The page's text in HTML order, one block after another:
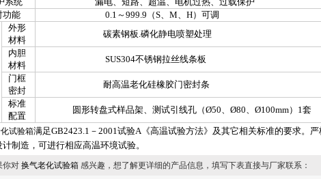
能
0.1～999.9（S、M、H）可调
外形
材料
碳素钢板.磷化静电喷塑处理
内胆
材料
SUS304不锈钢拉丝线条板
门框
密封
耐高温老化硅橡胶门密封条
标准
配置
圆形转盘式样品架、测试引线孔（Ø50、Ø80、Ø100mm）1套
试验箱满足GB2423.1－2001试验A《高温试验方法》及其它相关标准的要求。严
制造，可进行相应高温环境试验。
你对 换气老化试验箱 感兴趣，想了解更详细的产品信息，填写下表直接与厂家联系：